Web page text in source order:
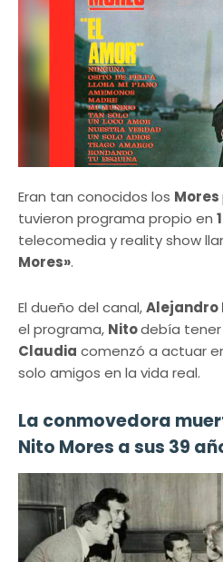
Eran tan conocidos los Mores
tuvieron programa propio en
telecomedia y reality show
Mores».
El dueño del canal,Alejandro
el programa, Nitodebía tener
Claudia comenzó a actuar
solo amigos en la vida real.
La conmovedora
Nito Mores a sus 39